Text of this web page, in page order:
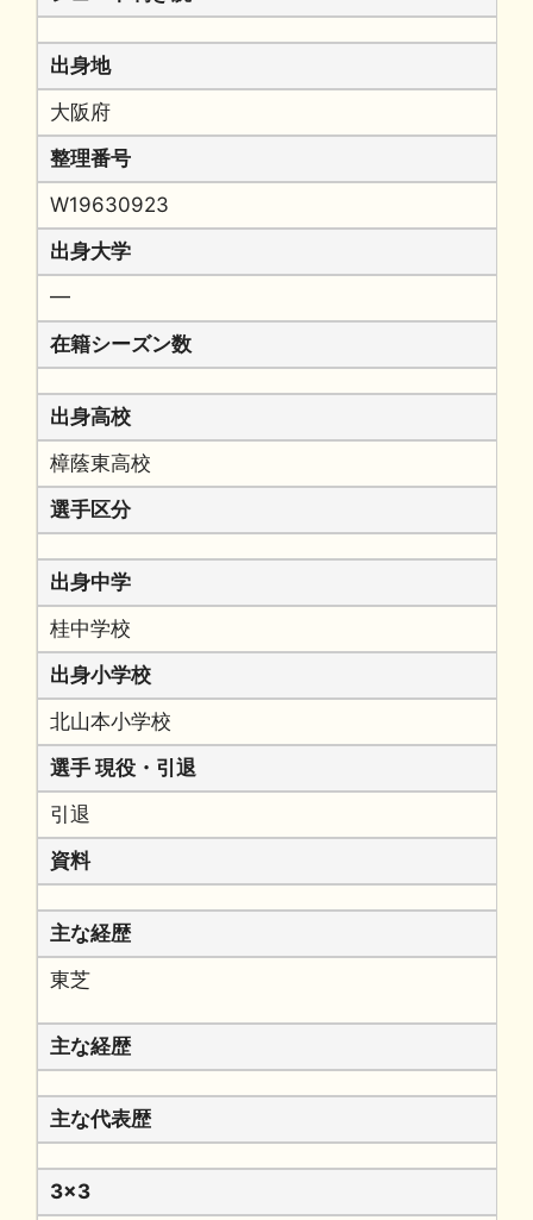
出身地
大阪府
整理番号
W19630923
出身大学
━
在籍シーズン数
出身高校
樟蔭東高校
選手区分
出身中学
桂中学校
出身小学校
北山本小学校
選手 現役・引退
引退
資料
主な経歴
東芝
主な経歴
主な代表歴
3x3